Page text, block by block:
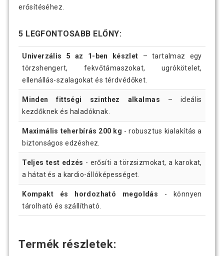
erősítéséhez.
5 LEGFONTOSABB ELŐNY:
Univerzális 5 az 1-ben készlet – tartalmaz egy
törzshengert, fekvőtámaszokat, ugrókötelet,
ellenállás-szalagokat és térdvédőket.
Minden fittségi szinthez alkalmas – ideális
kezdőknek és haladóknak.
Maximális teherbírás 200 kg - robusztus kialakítás a
biztonságos edzéshez.
Teljes test edzés - erősíti a törzsizmokat, a karokat,
a hátat és a kardio-állóképességet.
Kompakt és hordozható megoldás - könnyen
tárolható és szállítható.
Termék részletek: